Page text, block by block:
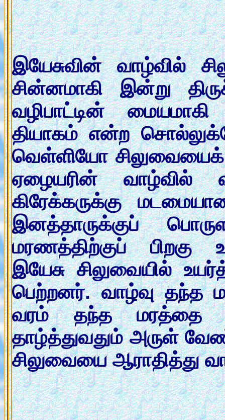
இயேசுவின் வாழ்வில்
சின்னமாகி இன்று
வழிபாட்டின்
தியாகம் என்ற
வெள்ளியோ
ஏழையரின் வாழ்வில்
கிரேக்கருக்கு
இனத்தாருக்குப்
மரணத்திற்குப் பிறகு
இயேசு சிலுவையில்
பெற்றனர். வாழ்வு தந்த
வரம் தந்த மரத்தை
தாழ்த்துவதும் அருள்
சிலுவையை ஆராதித்து